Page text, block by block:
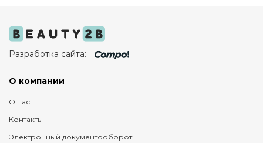
Разработка сайта:
О компании
О нас
Контакты
Электронный документооборот